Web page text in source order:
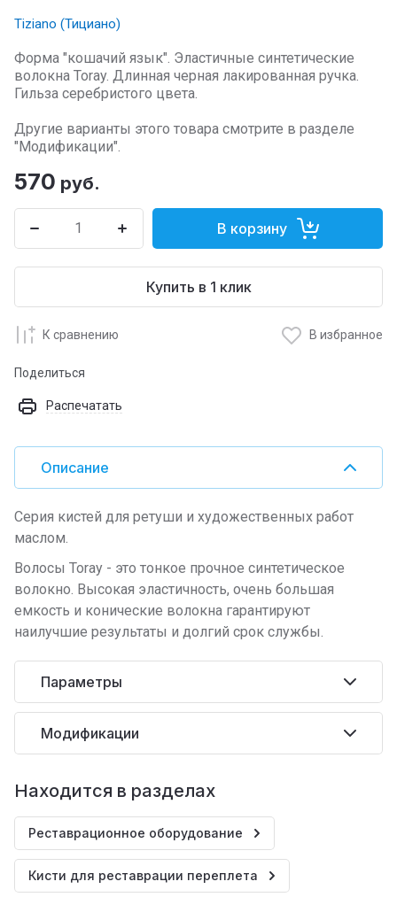
Tiziano (Тициано)
Форма "кошачий язык". Эластичные синтетические
волокна Toray. Длинная черная лакированная ручка.
Гильза серебристого цвета.
Другие варианты этого товара смотрите в разделе
"Модификации".
570 руб.
В корзину
Купить в 1 клик
К сравнению В избранное
Поделиться
Распечатать
Описание
Серия кистей для ретуши и художественных работ
маслом.
Волосы Toray - это тонкое прочное синтетическое
волокно. Высокая эластичность, очень большая
емкость и конические волокна гарантируют
наилучшие результаты и долгий срок службы.
Параметры
Модификации
Находится в разделах
Реставрационное оборудование
Кисти для реставрации переплета